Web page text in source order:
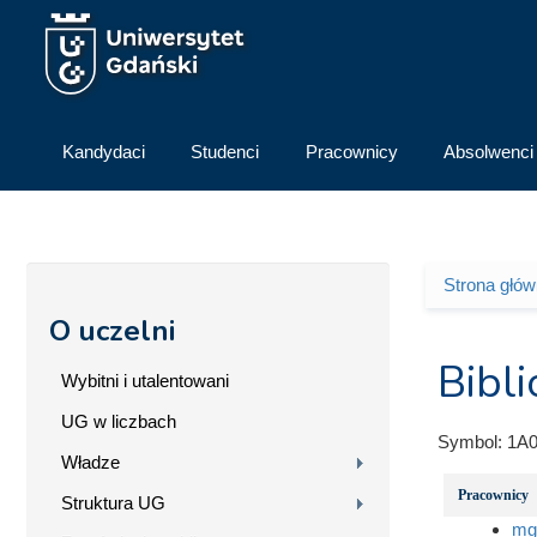
Przejdź do treści
Kandydaci Studenci Pracownicy Absolwenci
O uczelni
Wybitni i utalentowani
UG w liczbach
Władze
Struktura UG
Strona
Symbol:
Pracownicy